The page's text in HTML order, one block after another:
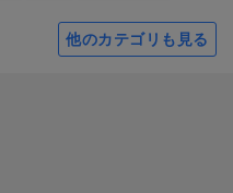
他のカテゴリも見る